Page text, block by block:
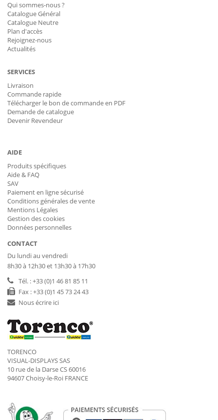
Qui sommes-nous ?
Catalogue Général
Catalogue Neutre
Plan d'accès
Rejoignez-nous
Actualités
SERVICES
Livraison
Commande rapide
Télécharger le bon de commande en PDF
Demande de catalogue
Devenir Revendeur
AIDE
Produits spécifiques
Aide & FAQ
SAV
Paiement en ligne sécurisé
Conditions générales de vente
Mentions Légales
Gestion des cookies
Données personnelles
CONTACT
Du lundi au vendredi
8h30 à 12h30 et 13h30 à 17h30
Tél. : +33 (0)1 46 81 85 11
Fax : +33 (0)1 45 73 24 43
Nous écrire ici
TORENCO
VISUAL-DISPLAYS SAS
10 rue de la Darse CS 60016
94607 Choisy-le-Roi FRANCE